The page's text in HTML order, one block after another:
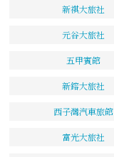
新祺大旅社
元谷大旅社
五甲賓館
新鎔大旅社
西子灣汽車旅館
富光大旅社